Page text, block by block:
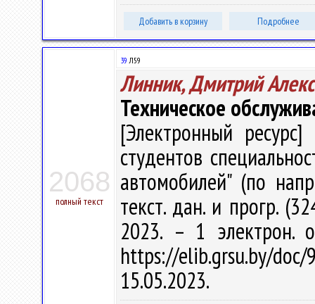
Добавить в корзину Подробнее
2068
полный текст
39 Л59
Линник, Дмитрий
Техническое
[Электронный
студентов
автомобилей" (по
текст. дан. и прогр.
2023. – 1 электрон.
https://elib.grsu.by/
15.05.2023.